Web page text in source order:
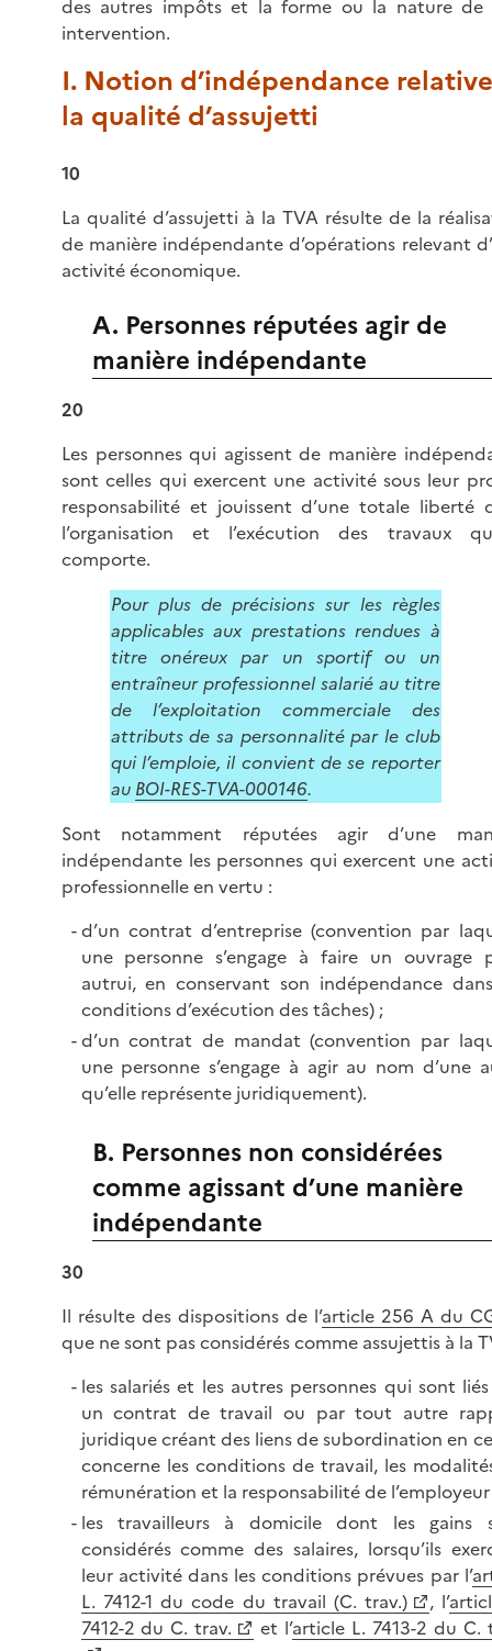
des autres impôts et la forme ou la nature de
intervention.
I. Notion d’indépendance
la qualité d’assujetti
10
La qualité d’assujetti à la TVA résulte de la
de manière indépendante d’opérations relevant
activité économique.
A. Personnes réputées agir de
manière indépendante
20
Les personnes qui agissent de manière
sont celles qui exercent une activité sous leur
responsabilité et jouissent d’une totale liberté
l’organisation et l’exécution des travaux
comporte.
Pour plus de précisions sur les règles
applicables aux prestations rendues à
titre onéreux par un sportif ou un
entraîneur professionnel salarié au titre
de l’exploitation commerciale des
attributs de sa personnalité par le club
qui l’emploie, il convient de se reporter
au BOI-RES-TVA-000146.
Sont notamment réputées agir d’une
indépendante les personnes qui exercent une
professionnelle en vertu :
d’un contrat d’entreprise (convention par
une personne s’engage à faire un ouvrage
autrui, en conservant son indépendance
conditions d’exécution des tâches) ;
d’un contrat de mandat (convention par
une personne s’engage à agir au nom d’une
qu’elle représente juridiquement).
B. Personnes non considérées
comme agissant d’une manière
indépendante
30
Il résulte des dispositions de l’article 256 A du
que ne sont pas considérés comme assujettis à la
les salariés et les autres personnes qui sont
un contrat de travail ou par tout autre
juridique créant des liens de subordination en
concerne les conditions de travail, les
rémunération et la responsabilité de
les travailleurs à domicile dont les gains
considérés comme des salaires, lorsqu’ils
leur activité dans les conditions prévues par l’
L. 7412-1 du code du travail (C. trav.)
, l’
7412-2 du C. trav.
et l’article L. 7413-2 du C.